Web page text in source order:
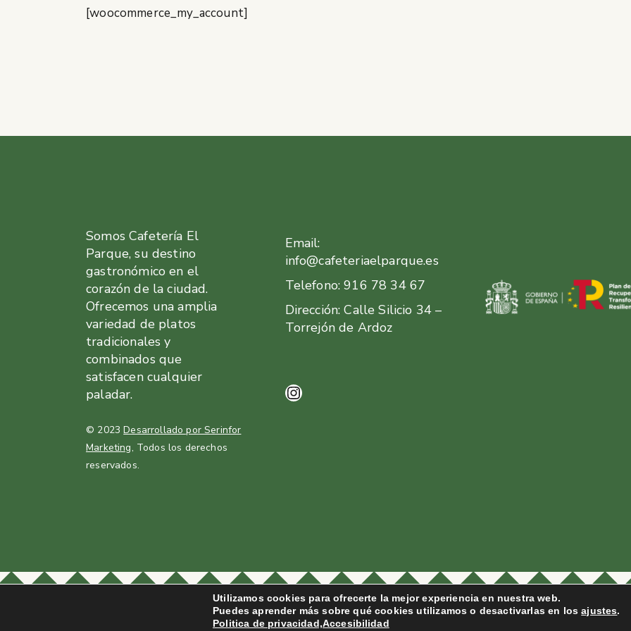
[woocommerce_my_account]
Somos Cafetería El
Parque, su destino
gastronómico en el
corazón de la ciudad.
Ofrecemos una amplia
variedad de platos
tradicionales y
combinados que
satisfacen cualquier
paladar.
© 2023Desarrollado por Serinfor
Marketing, Todos los derechos
reservados.
Email:
info@cafeteriaelparque.es
Telefono: 916 78 34 67
Dirección: Calle Silicio 34 –
Torrejón de Ardoz
Instagram
Utilizamos cookies para ofrecerte la mejor experiencia en nuestra web.
Puedes aprender más sobre qué cookies utilizamos o desactivarlas en losajustes.
Politica de privacidad,Accesibilidad